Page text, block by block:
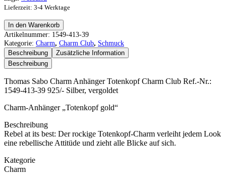
€79,00
Lieferzeit: 3-4 Werktage
Thomas
Sabo
Charm
Anhänger
Totenkopf
Menge
In den Warenkorb
Artikelnummer: 1549-413-39
Kategorie: Charm, Charm Club, Schmuck
Beschreibung
Zusätzliche Information
Beschreibung
Thomas Sabo Charm Anhänger Totenkopf Charm Club Ref.-Nr.:
1549-413-39 925/- Silber, vergoldet
Charm-Anhänger „Totenkopf gold“
Beschreibung
Rebel at its best: Der rockige Totenkopf-Charm verleiht jedem Look
eine rebellische Attitüde und zieht alle Blicke auf sich.
Kategorie
Charm